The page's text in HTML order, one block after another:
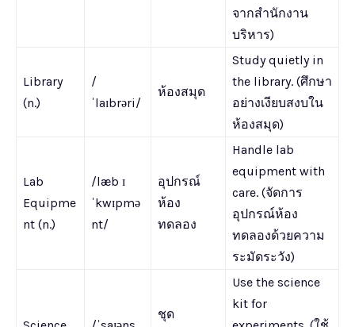
จากสำนักงาน
บริหาร)
Library
(n.)
/
ˈlaɪbrəri/
ห้องสมุด
Study quietly in
the library. (ศึกษา
อย่างเงียบสงบใน
ห้องสมุด)
Lab
Equipme
nt (n.)
/læb ɪ
ˈkwɪpmə
nt/
อุปกรณ์
ห้อง
ทดลอง
Handle lab
equipment with
care. (จัดการ
อุปกรณ์ห้อง
ทดลองด้วยความ
ระมัดระวัง)
ชุด
Use the science
kit for